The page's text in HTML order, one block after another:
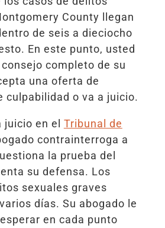
County llegan
de seis a dieciocho
En este punto, usted
completo de su
una oferta de
culpabilidad o va a juicio.
juicio en el Tribunal de
contrainterroga a
la prueba del
su defensa. Los
sexuales graves
días. Su abogado le
en cada punto